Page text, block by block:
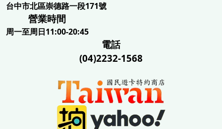
台中市北區崇德路一段171號
營業時間
周一至周日11:00-20:45
電話
(04)2232-1568